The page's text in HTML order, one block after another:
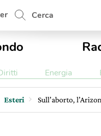
Cerca
Energia
Esteri Sull’aborto,